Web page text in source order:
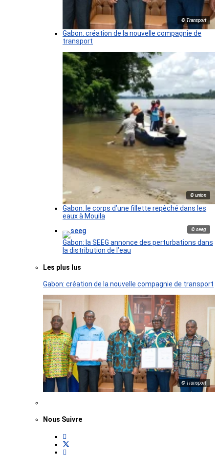
© Transport
Gabon: création de la nouvelle compagnie de
transport
© union
Gabon: le corps d’une fillette repêché dans les
eaux à Mouila
© seeg
Gabon: la SEEG annonce des perturbations dans
la distribution de l’eau
Les plus lus
Gabon: création de la nouvelle compagnie de transport
© Transport
Nous Suivre